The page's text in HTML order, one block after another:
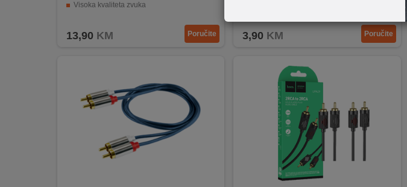
REKLAMACIJA
Visoka kvaliteta zvuka
13,90 KM Poručite 3,90 KM Poručite